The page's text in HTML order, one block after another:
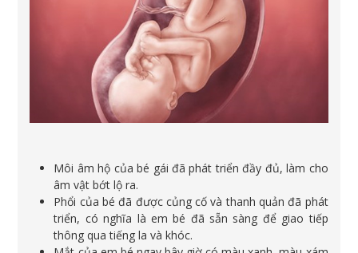
Môi âm hộ của bé gái đã phát triển đầy đủ, làm cho
âm vật bớt lộ ra.
Phổi của bé đã được củng cố và thanh quản đã phát
triển, có nghĩa là em bé đã sẵn sàng để giao tiếp
thông qua tiếng la và khóc.